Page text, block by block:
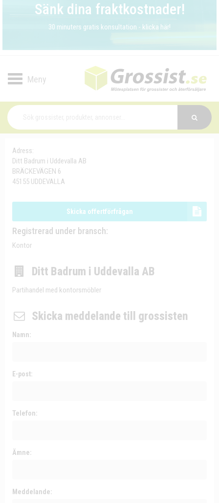
Sänk dina fraktkostnader!
30 minuters gratis konsultation - klicka här!
Toggle
Adress:
Ditt Badrum i Uddevalla AB
BRÄCKEVÄGEN 6
45155 UDDEVALLA
Skicka offertförfrågan
Registrerad under bransch:
Kontor
Ditt Badrum i Uddevalla AB
Partihandel med kontorsmöbler
Skicka meddelande till grossisten
Namn:
E-post:
Telefon:
Ämne:
Meddelande: